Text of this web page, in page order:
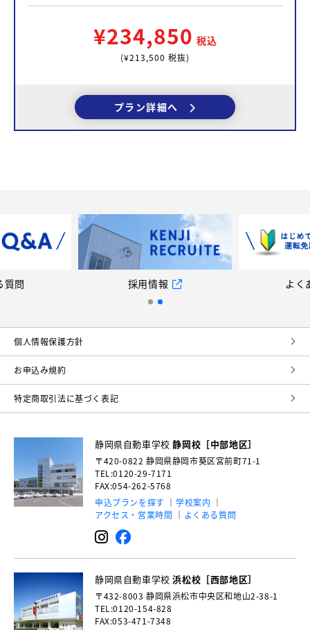
¥234,850 税込
(¥213,500 税抜)
プラン詳細へ
質問 採用情報 よく
個⼈情報保護⽅針
お申込み規約
特定商取引法に基づく表記
静岡県自動車学校静岡校［中部地区］
〒420-0822 静岡県静岡市葵区宮前町71-1
TEL:0120-29-7171
FAX:054-262-5768
申込プランを探す
学校案内
アクセス・営業時間
よくある質問
静岡県自動車学校浜松校［西部地区］
〒432-8003 静岡県浜松市中央区和地山2-38-1
TEL:0120-154-828
FAX:053-471-7348